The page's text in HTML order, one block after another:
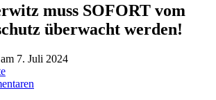
muss SOFORT vom
überwacht werden!
7. Juli 2024